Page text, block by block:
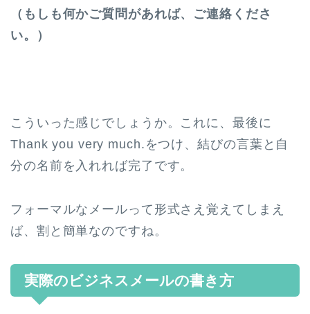
（もしも何かご質問があれば、ご連絡くださ
い。）
こういった感じでしょうか。これに、最後に
Thank you very much.をつけ、結びの言葉と自
分の名前を入れれば完了です。
フォーマルなメールって形式さえ覚えてしまえ
ば、割と簡単なのですね。
実際のビジネスメールの書き方